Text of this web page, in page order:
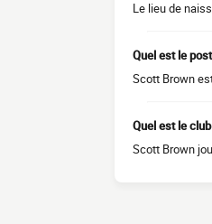
Le lieu de
Quel est le
Scott Brown
Quel est le
Scott Brown